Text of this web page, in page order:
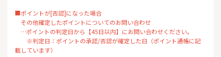
■ポイントが[否認]になった場合
その他確定したポイントについてのお問い合わせ
…ポイントの判定日から【45日以内】にお問い合わせください。
※判定日：ポイントの承認/否認が確定した日（ポイント通帳に記
載しています）